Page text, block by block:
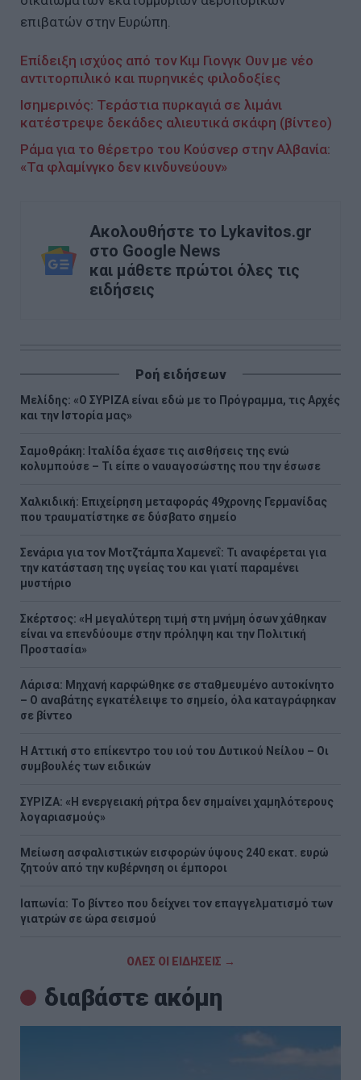
επιβατών στην Ευρώπη.
Επίδειξη ισχύος από τον Κιμ Γιονγκ Ουν με νέο
αντιτορπιλικό και πυρηνικές φιλοδοξίες
Ισημερινός: Τεράστια πυρκαγιά σε λιμάνι
κατέστρεψε δεκάδες αλιευτικά σκάφη (βίντεο)
Ράμα για το θέρετρο του Κούσνερ στην Αλβανία:
«Τα φλαμίνγκο δεν κινδυνεύουν»
Ακολουθήστε το Lykavitos.gr
στο Google News
και μάθετε πρώτοι όλες τις
ειδήσεις
Ροή ειδήσεων
Μελίδης: «Ο ΣΥΡΙΖΑ είναι εδώ με το Πρόγραμμα, τις Αρχές
και την Ιστορία μας»
Σαμοθράκη: Ιταλίδα έχασε τις αισθήσεις της ενώ
κολυμπούσε – Τι είπε ο ναυαγοσώστης που την έσωσε
Χαλκιδική: Επιχείρηση μεταφοράς 49χρονης Γερμανίδας
που τραυματίστηκε σε δύσβατο σημείο
Σενάρια για τον Μοτζτάμπα Χαμενεΐ: Τι αναφέρεται για
την κατάσταση της υγείας του και γιατί παραμένει
μυστήριο
Σκέρτσος: «Η μεγαλύτερη τιμή στη μνήμη όσων χάθηκαν
είναι να επενδύουμε στην πρόληψη και την Πολιτική
Προστασία»
Λάρισα: Μηχανή καρφώθηκε σε σταθμευμένο αυτοκίνητο
– Ο αναβάτης εγκατέλειψε το σημείο, όλα καταγράφηκαν
σε βίντεο
Η Αττική στο επίκεντρο του ιού του Δυτικού Νείλου – Οι
συμβουλές των ειδικών
ΣΥΡΙΖΑ: «Η ενεργειακή ρήτρα δεν σημαίνει χαμηλότερους
λογαριασμούς»
Μείωση ασφαλιστικών εισφορών ύψους 240 εκατ. ευρώ
ζητούν από την κυβέρνηση οι έμποροι
Ιαπωνία: Το βίντεο που δείχνει τον επαγγελματισμό των
γιατρών σε ώρα σεισμού
ΟΛΕΣ ΟΙ ΕΙΔΗΣΕΙΣ →
διαβάστε ακόμη